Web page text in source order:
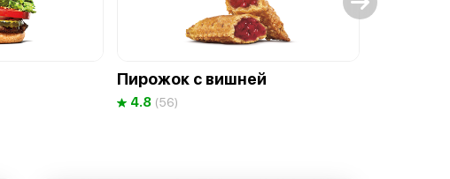
Пирожок с вишней
4.8 (56)